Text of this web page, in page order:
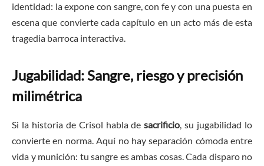
identidad: la expone con sangre, con fe y con una puesta en
escena que convierte cada capítulo en un acto más de esta
tragedia barroca interactiva.
Jugabilidad: Sangre, riesgo y precisión
milimétrica
Si la historia de Crisol habla desacrificio, su jugabilidad lo
convierte en norma. Aquí no hay separación cómoda entre
vida y munición: tu sangre es ambas cosas. Cada disparo no